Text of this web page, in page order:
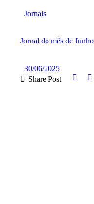
Jornais
Jornal do mês de Junho
30/06/2025
Share Post
LER MAIS